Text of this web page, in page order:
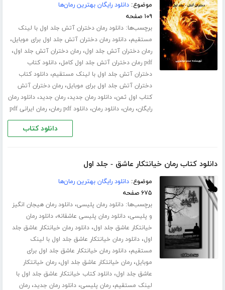
موضوع:دانلود رایگان بهترین رمان‌ها
۱۰۹ صفحه
برچسب‌ها:دانلود رمان دختران آتش جلد اول با لینک
مستقیم،دانلود رمان دختران آتش جلد اول برای موبایل،
رمان دختران آتش جلد اول،رمان دختران آتش جلد اول،
pdf رمان دختران آتش جلد اول کامل ،دانلود کتاب
دختران آتش جلد اول با لینک مستقیم،دانلود کتاب
دختران آتش جلد اول برای موبایل،رمان دختران آتش
کتاب اول ثمن،دانلود رمان جدید،رمان جدید،دانلود رمان
رایگان،رمان،دانلود رمان،دانلود pdf رمان ،رمان ایرانی pdf
دانلود کتاب
دانلود کتاب رمان خیانتکار عاشق - جلد اول
موضوع:دانلود رایگان بهترین رمان‌ها
۶۷۵ صفحه
برچسب‌ها:دانلود رمان پلیسی،دانلود رمان هیجان انگیز
و پلیسی،دانلود رمان پلیسی عاشقانه،دانلود رمان
خیانتکار عاشق جلد اول،دانلود رمان خیانتکار عاشق جلد
اول،دانلود رمان خیانتکار عاشق جلد اول با لینک
مستقیم،دانلود رمان خیانتکار عاشق جلد اول برای
موبایل،رمان خیانتکار عاشق جلد اول،رمان خیانتکار
عاشق جلد اول،دانلود کتاب خیانتکار عاشق جلد اول با
لینک مستقیم،رمان پلیسی،دانلود رمان جدید،رمان